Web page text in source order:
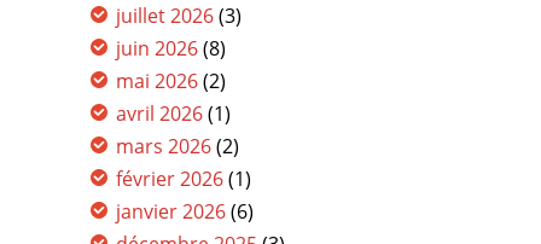
juillet 2026(3)
juin 2026(8)
mai 2026(2)
avril 2026(1)
mars 2026(2)
février 2026(1)
janvier 2026(6)